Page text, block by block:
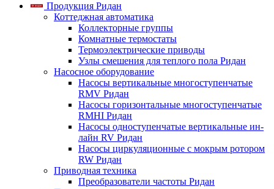
Продукция Ридан
Коттеджная автоматика
Коллекторные группы
Комнатные термостаты
Термоэлектрические приводы
Узлы смешения для теплого пола Ридан
Насосное оборудование
Насосы вертикальные многоступенчатые
RMV Ридан
Насосы горизонтальные многоступенчатые
RMHI Ридан
Насосы одноступенчатые вертикальные ин-
лайн RV Ридан
Насосы циркуляционные с мокрым ротором
RW Ридан
Приводная техника
Преобразователи частоты Ридан